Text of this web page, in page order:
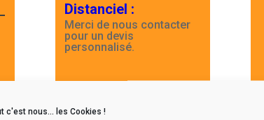
c'est nous... les Cookies !
Distanciel :
Merci de nous contacter
pour un devis
personnalisé.